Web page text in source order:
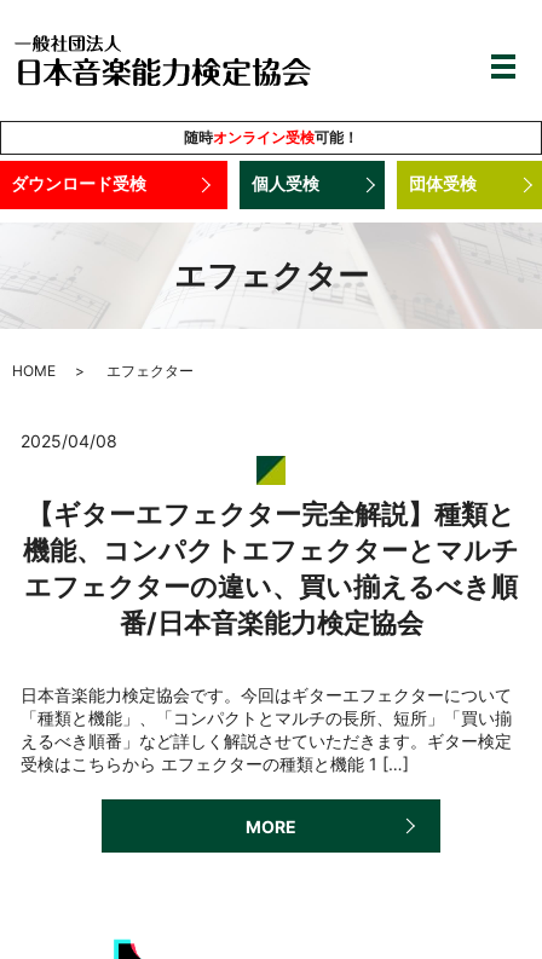
随時オンライン受検可能！
ダウンロード受検 個人受検 団体受検
エフェクター
HOME エフェクター
2025/04/08
【ギターエフェクター完全解説】種類と
機能、コンパクトエフェクターとマルチ
エフェクターの違い、買い揃えるべき順
番/日本音楽能力検定協会
日本音楽能力検定協会です。今回はギターエフェクターについて
「種類と機能」、「コンパクトとマルチの長所、短所」「買い揃
えるべき順番」など詳しく解説させていただきます。ギター検定
受検はこちらから エフェクターの種類と機能 1 […]
MORE